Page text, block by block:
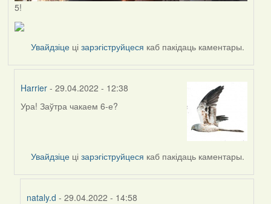
5!
Увайдзіце цізарэгіструйцеся каб пакідаць каментары.
Harrier - 29.04.2022 - 12:38
In
nataly.d
Ура! Заўтра чакаем 6-е?
Увайдзіце цізарэгіструйцеся каб пакідаць каментары.
nataly.d - 29.04.2022 - 14:58